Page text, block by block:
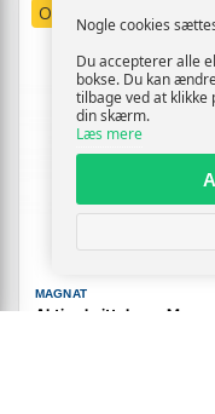
OUTLET TILBUD
MAGNAT
Aktive højttalere -
Nogle cookies
Du accepterer alle
bokse. Du kan
tilbage ved at klikke
din skærm.
Læs mere